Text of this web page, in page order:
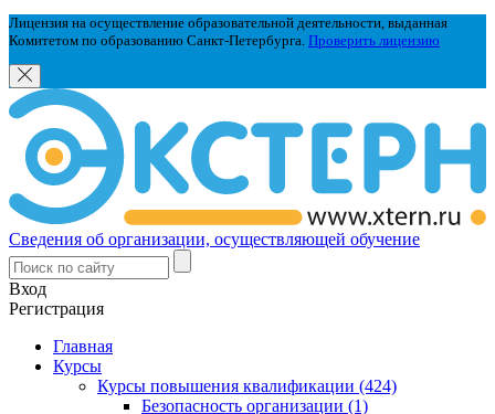
Лицензия на осуществление образовательной деятельности, выданная
Комитетом по образованию Санкт-Петербурга. Проверить лицензию
Сведения об организации, осуществляющей обучение
Вход
Регистрация
Главная
Курсы
Курсы повышения квалификации (424)
Безопасность организации (1)